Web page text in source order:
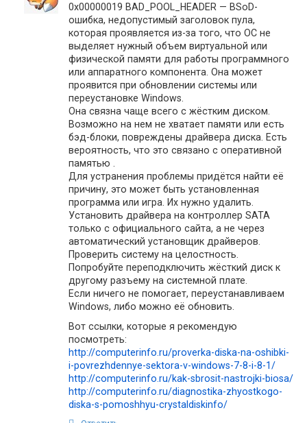
0x00000019 BAD_POOL_HEADER — BSoD-
ошибка, недопустимый заголовок пула,
которая проявляется из-за того, что ОС не
выделяет нужный объем виртуальной или
физической памяти для работы программного
или аппаратного компонента. Она может
проявится при обновлении системы или
переустановке Windows.
Она связна чаще всего с жёстким диском.
Возможно на нем не хватает памяти или есть
бэд-блоки, повреждены драйвера диска. Есть
вероятность, что это связано с оперативной
памятью .
Для устранения проблемы придётся найти её
причину, это может быть установленная
программа или игра. Их нужно удалить.
Установить драйвера на контроллер SATA
только с официального сайта, а не через
автоматический установщик драйверов.
Проверить систему на целостность.
Попробуйте переподключить жёсткий диск к
другому разъему на системной плате.
Если ничего не помогает, переустанавливаем
Windows, либо можно её обновить.
Вот ссылки, которые я рекомендую
посмотреть:
http://computerinfo.ru/proverka-diska-na-oshibki-
i-povrezhdennye-sektora-v-windows-7-8-i-8-1/
http://computerinfo.ru/kak-sbrosit-nastrojki-biosa/
http://computerinfo.ru/diagnostika-zhyostkogo-
diska-s-pomoshhyu-crystaldiskinfo/